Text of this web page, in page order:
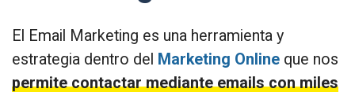
El Email Marketing es una herramienta y
estrategia dentro del Marketing Online que nos
permite contactar mediante emails con miles